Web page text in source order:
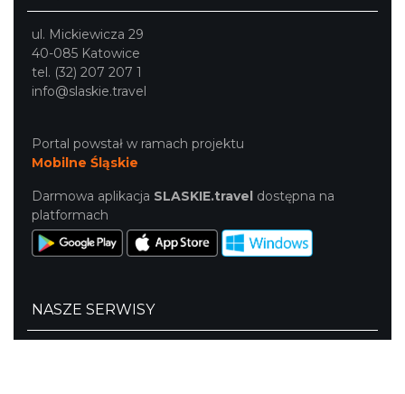
ul. Mickiewicza 29
40-085 Katowice
tel. (32) 207 207 1
info@slaskie.travel
Portal powstał w ramach projektu
Mobilne Śląskie
Darmowa aplikacja SLASKIE.travel dostępna na
platformach
NASZE SERWISY